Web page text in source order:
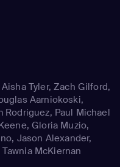
Tyler, Zach Gilford,
Aarniokoski,
Rodriguez, Paul Michael
Gloria Muzio,
Jason Alexander,
McKiernan